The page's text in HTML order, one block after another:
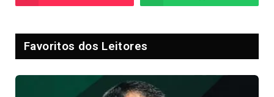
Favoritos dos Leitores